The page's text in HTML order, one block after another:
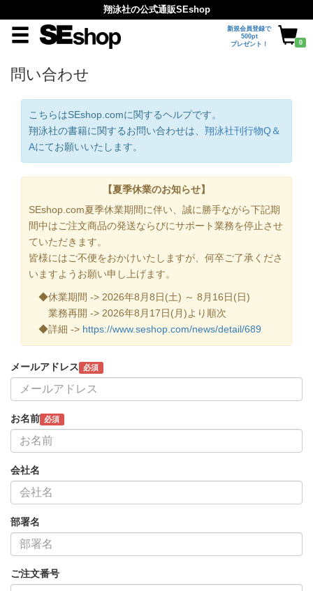
翔泳社の公式通販SEshop
新規会員登録で
500pt
プレゼント！
0
問い合わせ
こちらはSEshop.comに関するヘルプです。
翔泳社の書籍に関するお問い合わせは、 翔泳社刊行物Q＆
Aにてお願いいたします。
【夏季休業のお知らせ】
SEshop.com夏季休業期間に伴い、誠に勝手ながら下記期
間中はご注文商品の発送ならびにサポート業務を停止させ
ていただきます。
皆様にはご不便をおかけいたしますが、何卒ご了承くださ
いますようお願い申し上げます。
◆休業期間 -> 2026年8月8日(土) ～ 8月16日(日)
業務再開 -> 2026年8月17日(月)より順次
◆詳細 -> https://www.seshop.com/news/detail/689
メールアドレス 必須
お名前 必須
会社名
部署名
ご注文番号